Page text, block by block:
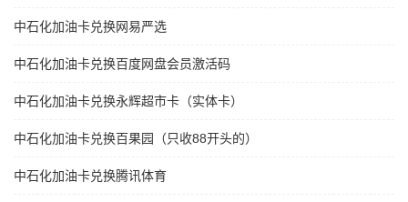
中石化加油卡兑换网易严选
中石化加油卡兑换百度网盘会员激活码
中石化加油卡兑换永辉超市卡（实体卡）
中石化加油卡兑换百果园（只收88开头的）
中石化加油卡兑换腾讯体育